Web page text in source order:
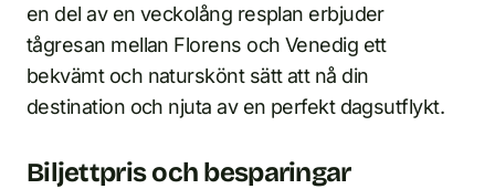
en del av en veckolång resplan erbjuder
tågresan mellan Florens och Venedig ett
bekvämt och naturskönt sätt att nå din
destination och njuta av en perfekt dagsutflykt.
Biljettpris och besparingar